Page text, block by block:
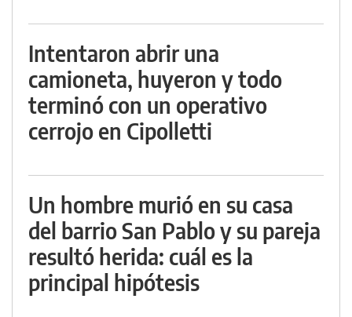
Intentaron abrir una
camioneta, huyeron y todo
terminó con un operativo
cerrojo en Cipolletti
Un hombre murió en su casa
del barrio San Pablo y su pareja
resultó herida: cuál es la
principal hipótesis